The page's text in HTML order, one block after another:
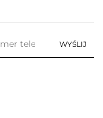
WYŚLIJ